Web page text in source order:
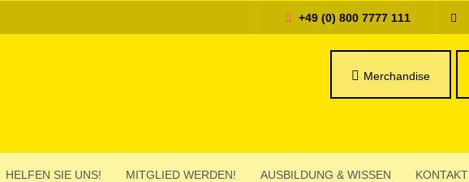
+49 (0) 800 7777 111
Merchandise
HELFEN SIE UNS! MITGLIED WERDEN! AUSBIL­DUNG & WISSEN KONTAKT